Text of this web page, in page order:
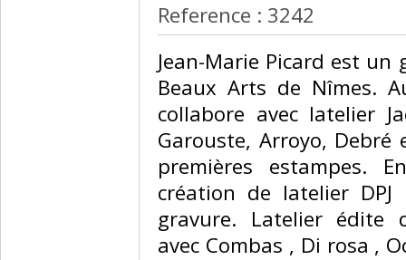
Reference : 3242
‎Jean-Marie Picard est
Beaux Arts de Nîmes.
collabore avec latelier
Garouste, Arroyo,
premières estampes.
création de latelier
gravure. Latelier édite
avec Combas , Di rosa ,